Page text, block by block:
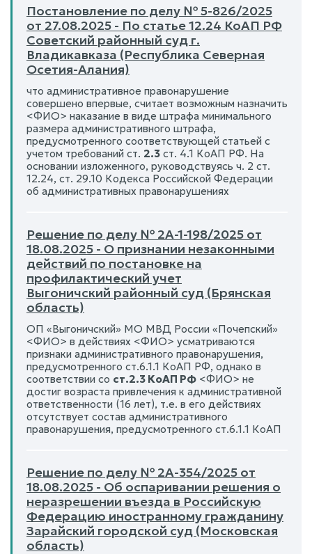
Постановление по делу № 5-826/2025
от 27.08.2025 - По статье 12.24 КоАП РФ
Советский районный суд г.
Владикавказа (Республика Северная
Осетия-Алания)
что административное правонарушение
совершено впервые, считает возможным назначить
<ФИО> наказание в виде штрафа минимального
размера административного штрафа,
предусмотренного соответствующей статьей с
учетом требований ст. 2.3 ст. 4.1 КоАП РФ. На
основании изложенного, руководствуясь ч. 2 ст.
12.24, ст. 29.10 Кодекса Российской Федерации
об административных правонарушениях
Решение по делу № 2А-1-198/2025 от
18.08.2025 - О признании незаконными
действий по постановке на
профилактический учет
Выгоничский районный суд (Брянская
область)
ОП «Выгоничский» МО МВД России «Почепский»
<ФИО> в действиях <ФИО> усматриваются
признаки административного правонарушения,
предусмотренного ст.6.1.1 КоАП РФ, однако в
соответствии со ст.2.3 КоАП РФ <ФИО> не
достиг возраста привлечения к административной
ответственности (16 лет), т.е. в его действиях
отсутствует состав административного
правонарушения, предусмотренного ст.6.1.1 КоАП
Решение по делу № 2А-354/2025 от
18.08.2025 - Об оспаривании решения о
неразрешении въезда в Российскую
Федерацию иностранному гражданину
Зарайский городской суд (Московская
область)